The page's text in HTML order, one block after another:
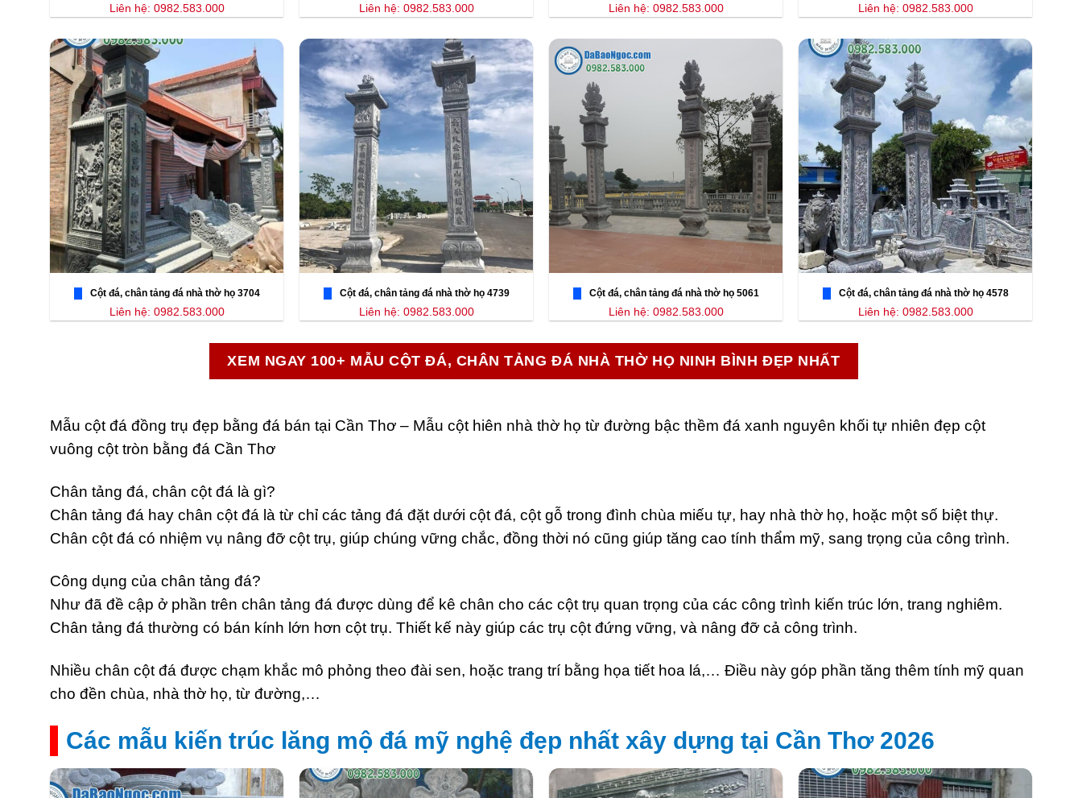
Liên hệ: 0982.583.000 Liên hệ: 0982.583.000 Liên hệ: 0982.583.000 Liên hệ: 0982.583.000
Cột đá, chân tảng đá nhà thờ họ 3704
Liên hệ: 0982.583.000
Cột đá, chân tảng đá nhà thờ họ 4739
Liên hệ: 0982.583.000
Cột đá, chân tảng đá nhà thờ họ 5061
Liên hệ: 0982.583.000
Cột đá, chân tảng đá nhà thờ họ 4578
Liên hệ: 0982.583.000
XEM NGAY 100+ MẪU CỘT ĐÁ, CHÂN TẢNG ĐÁ NHÀ THỜ HỌ NINH BÌNH ĐẸP NHẤT
Mẫu cột đá đồng trụ đẹp bằng đá bán tại Cần Thơ – Mẫu cột hiên nhà thờ họ từ đường bậc thềm đá xanh nguyên khối tự nhiên đẹp cột
vuông cột tròn bằng đá Cần Thơ
Chân tảng đá, chân cột đá là gì?
Chân tảng đá hay chân cột đá là từ chỉ các tảng đá đặt dưới cột đá, cột gỗ trong đình chùa miếu tự, hay nhà thờ họ, hoặc một số biệt thự.
Chân cột đá có nhiệm vụ nâng đỡ cột trụ, giúp chúng vững chắc, đồng thời nó cũng giúp tăng cao tính thẩm mỹ, sang trọng của công trình.
Công dụng của chân tảng đá?
Như đã đề cập ở phần trên chân tảng đá được dùng để kê chân cho các cột trụ quan trọng của các công trình kiến trúc lớn, trang nghiêm.
Chân tảng đá thường có bán kính lớn hơn cột trụ. Thiết kế này giúp các trụ cột đứng vững, và nâng đỡ cả công trình.
Nhiều chân cột đá được chạm khắc mô phỏng theo đài sen, hoặc trang trí bằng họa tiết hoa lá,… Điều này góp phần tăng thêm tính mỹ quan
cho đền chùa, nhà thờ họ, từ đường,…
Các mẫu kiến trúc lăng mộ đá mỹ nghệ đẹp nhất xây dựng tại Cần Thơ 2026